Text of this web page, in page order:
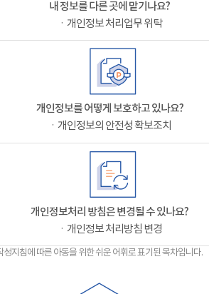
내 정보를 다른 곳에 맡기나요?
ㆍ개인정보 처리업무 위탁
개인정보를 어떻게 보호하고 있나요?
ㆍ개인정보의 안전성 확보조치
개인정보처리 방침은 변경될 수 있나요?
ㆍ개인정보 처리방침 변경
지침에 따른 아동을 위한 쉬운 어휘로 표기된 목차입니다.